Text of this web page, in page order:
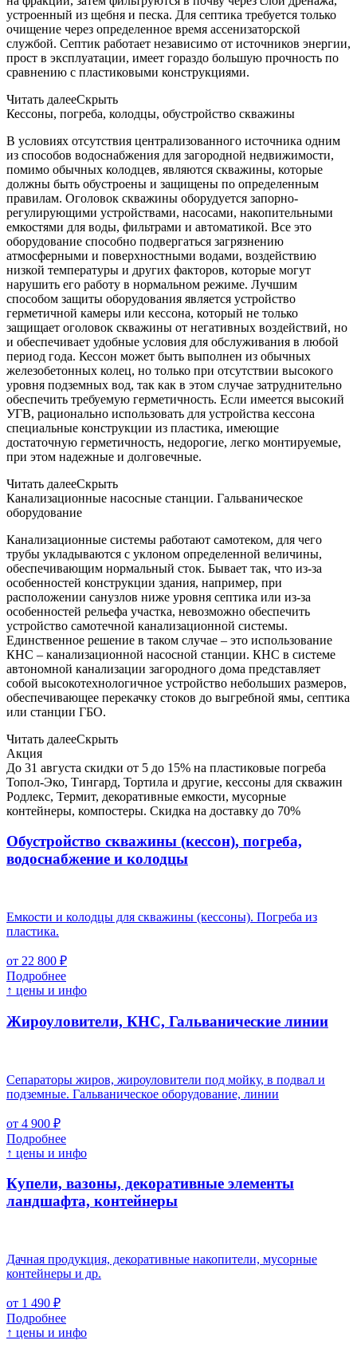
устроенный из щебня и песка. Для септика требуется только
очищение через определенное время ассенизаторской
службой. Септик работает независимо от источников энергии,
прост в эксплуатации, имеет гораздо большую прочность по
сравнению с пластиковыми конструкциями.
Читать далееСкрыть
Кессоны, погреба, колодцы, обустройство скважины
В условиях отсутствия централизованного источника одним
из способов водоснабжения для загородной недвижимости,
помимо обычных колодцев, являются скважины, которые
должны быть обустроены и защищены по определенным
правилам. Оголовок скважины оборудуется запорно-
регулирующими устройствами, насосами, накопительными
емкостями для воды, фильтрами и автоматикой. Все это
оборудование способно подвергаться загрязнению
атмосферными и поверхностными водами, воздействию
низкой температуры и других факторов, которые могут
нарушить его работу в нормальном режиме. Лучшим
способом защиты оборудования является устройство
герметичной камеры или кессона, который не только
защищает оголовок скважины от негативных воздействий, но
и обеспечивает удобные условия для обслуживания в любой
период года. Кессон может быть выполнен из обычных
железобетонных колец, но только при отсутствии высокого
уровня подземных вод, так как в этом случае затруднительно
обеспечить требуемую герметичность. Если имеется высокий
УГВ, рационально использовать для устройства кессона
специальные конструкции из пластика, имеющие
достаточную герметичность, недорогие, легко монтируемые,
при этом надежные и долговечные.
Читать далееСкрыть
Канализационные насосные станции. Гальваническое
оборудование
Канализационные системы работают самотеком, для чего
трубы укладываются с уклоном определенной величины,
обеспечивающим нормальный сток. Бывает так, что из-за
особенностей конструкции здания, например, при
расположении санузлов ниже уровня септика или из-за
особенностей рельефа участка, невозможно обеспечить
устройство самотечной канализационной системы.
Единственное решение в таком случае – это использование
КНС – канализационной насосной станции. КНС в системе
автономной канализации загородного дома представляет
собой высокотехнологичное устройство небольших размеров,
обеспечивающее перекачку стоков до выгребной ямы, септика
или станции ГБО.
Читать далееСкрыть
Акция
До 31 августа скидки от 5 до 15% на пластиковые погреба
Топол-Эко, Тингард, Тортила и другие, кессоны для скважин
Родлекс, Термит, декоративные емкости, мусорные
контейнеры, компостеры. Скидка на доставку до 70%
Обустройство скважины (кессон), погреба,
водоснабжение и колодцы
Емкости и колодцы для скважины (кессоны). Погреба из
пластика.
от 22 800 ₽
Подробнее
↑ цены и инфо
Жироуловители, КНС, Гальванические линии
Сепараторы жиров, жироуловители под мойку, в подвал и
подземные. Гальваническое оборудование, линии
от 4 900 ₽
Подробнее
↑ цены и инфо
Купели, вазоны, декоративные элементы
ландшафта, контейнеры
Дачная продукция, декоративные накопители, мусорные
контейнеры и др.
от 1 490 ₽
Подробнее
↑ цены и инфо